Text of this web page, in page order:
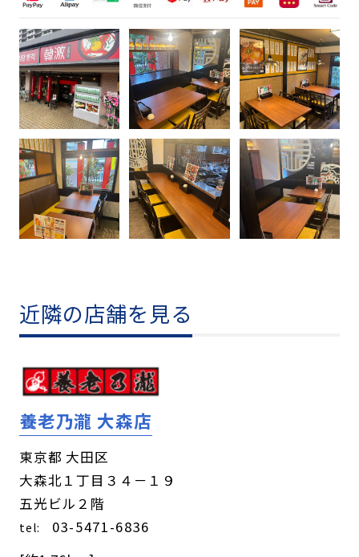
近隣の店舗を見る
養老乃瀧 大森店
東京都 大田区
大森北１丁目３４－１９
五光ビル２階
tel: 03-5471-6836